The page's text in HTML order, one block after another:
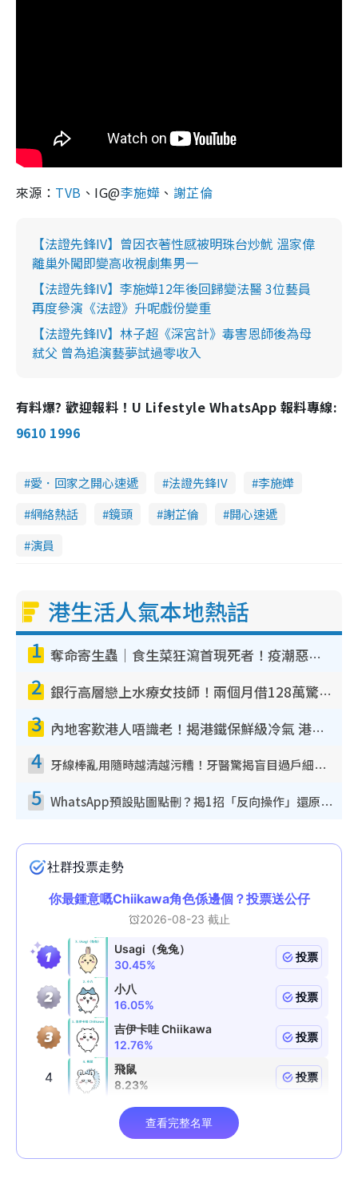
來源： TVB 、IG@李施嬅 、 謝芷倫
【法證先鋒IV】曾因衣著性感被明珠台炒魷 溫家偉
離巢外闖即變高收視劇集男一
【法證先鋒IV】李施嬅12年後回歸變法醫 3位藝員
再度參演《法證》升呢戲份變重
【法證先鋒IV】林子超《深宮計》毒害恩師後為母
弒父 曾為追演藝夢試過零收入
有料爆? 歡迎報料！U Lifestyle WhatsApp 報料專線:
9610 1996
愛．回家之開心速遞 法證先鋒IV
李施嬅
網絡熱話
鏡頭 謝芷倫
開心速遞
演員
港生活人氣本地熱話
1 奪命寄生蟲｜食生菜狂瀉首現死者！疫潮惡化錄1.8萬宗病例 揭洗菜3大謬誤
2 銀行高層戀上水療女技師！兩個月借128萬驚覺「沉船」沉落火海 揭背後疑似邪教操控賣淫
3 內地客歎港人唔識老！揭港鐵保鮮級冷氣 港人求放過：咪投訴
4 牙線棒亂用隨時越清越污糟！牙醫驚揭盲目過戶細菌恐致蛀牙：呢種先係日常真保養
5 WhatsApp預設貼圖點刪？揭1招「反向操作」還原簡潔介面 附3步實測教學